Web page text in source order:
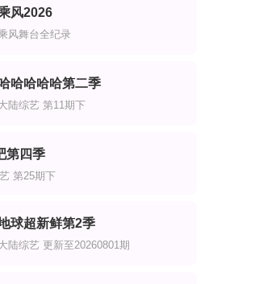
风2026
风舞台全纪录
哈哈哈哈第二季
陆综艺 第11期下
第四季
第25期下
球超新鲜第2季
陆综艺 更新至20260801期